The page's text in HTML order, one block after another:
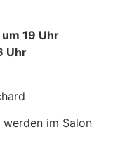
19 Uhr
Uhr
im Salon